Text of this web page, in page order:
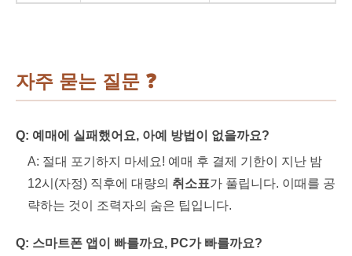
자주 묻는 질문 ❓
Q: 예매에 실패했어요, 아예 방법이 없을까요?
A: 절대 포기하지 마세요! 예매 후 결제 기한이 지난 밤
12시(자정) 직후에 대량의 취소표가 풀립니다. 이때를 공
략하는 것이 조력자의 숨은 팁입니다.
Q: 스마트폰 앱이 빠를까요, PC가 빠를까요?